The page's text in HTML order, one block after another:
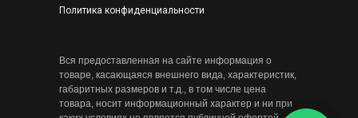
Вся предоставленная на сайте информация о
товаре, касающаяся внешнего вида, характеристик,
габаритных размеров и т.д., в том числе цена
товара, носит информационный характер и ни при
Политика конфиденциальности